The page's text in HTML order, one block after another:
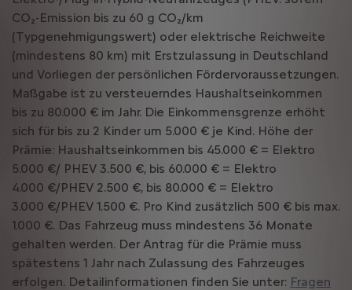
CO₂-Emission bis zu 60 g CO₂/km
(Typgenehmigungswert) oder elektrische Reichweite
(mindestens 80 km) mit Erstzulassung in Deutschland
und Vorliegen der persönlichen Fördervoraussetzungen.
Maßgabe ist zu versteuerndes Haushaltseinkommen
bis zu 80.000 € im Jahr. Die Einkommensgrenze erhöht
sich für bis zu 2 Kinder um 5.000 € je Kind. Höhe der
Prämie: Haushaltseinkommen bis 45.000 € = Elektro
5.000 €/ PHEV 3.500 €, bis 60.000 € = Elektro
4.000 €/PHEV 2.500 €, bis 80.000 € = Elektro
3.000 €/PHEV 1.500 €. Pro Kind zusätzlich 500 € bis max.
1.000 €. Das Fahrzeug muss mindestens 36 Monate
gehalten werden. Der Antrag für die Prämie muss
spätestens 1 Jahr nach Zulassung des Fahrzeuges
erfolgen. Detailinformationen finden Sie unter: Fragen